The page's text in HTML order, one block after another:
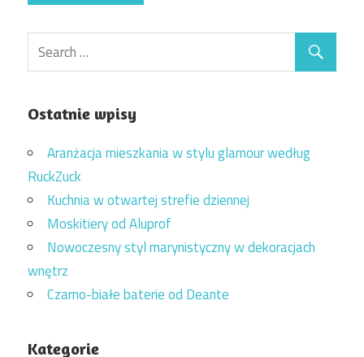
Ostatnie wpisy
Aranżacja mieszkania w stylu glamour według
RuckZuck
Kuchnia w otwartej strefie dziennej
Moskitiery od Aluprof
Nowoczesny styl marynistyczny w dekoracjach
wnętrz
Czarno-białe baterie od Deante
Kategorie